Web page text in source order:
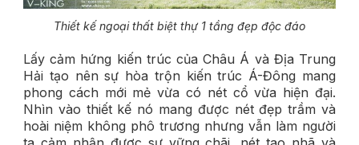
Thiết kế ngoại thất biệt thự 1 tầng đẹp độc đáo
Lấy cảm hứng kiến trúc của Châu Á và Địa Trung
Hải tạo nên sự hòa trộn kiến trúc Á-Đông mang
phong cách mới mẻ vừa có nét cổ vừa hiện đại.
Nhìn vào thiết kế nó mang được nét đẹp trầm và
hoài niệm không phô trương nhưng vẫn làm người